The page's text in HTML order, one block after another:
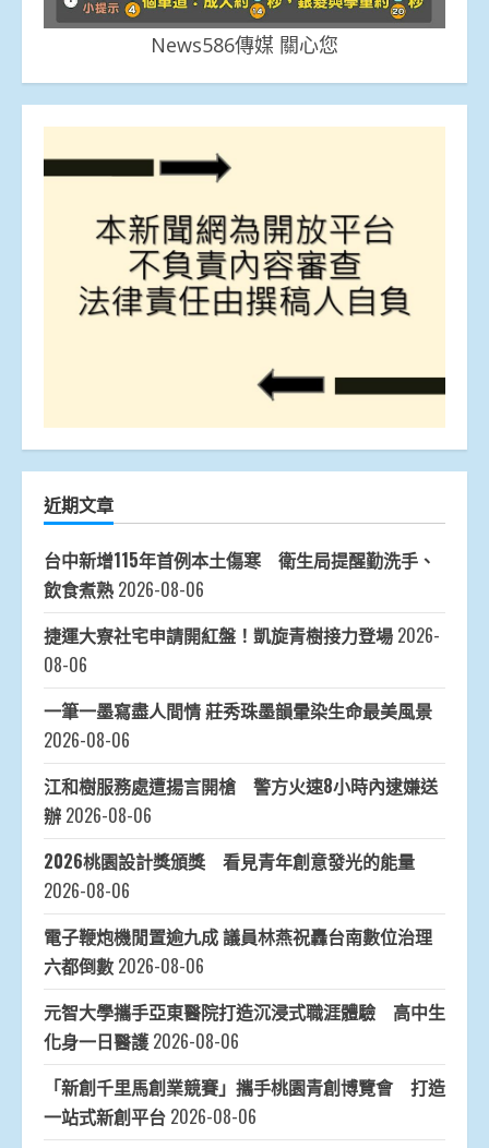
News586傳媒 關心您
近期文章
台中新增115年首例本土傷寒 衛生局提醒勤洗手、
飲食煮熟 2026-08-06
捷運大寮社宅申請開紅盤！凱旋青樹接力登場 2026-
08-06
一筆一墨寫盡人間情 莊秀珠墨韻暈染生命最美風景
2026-08-06
江和樹服務處遭揚言開槍 警方火速8小時內逮嫌送
辦 2026-08-06
2026桃園設計獎頒獎 看見青年創意發光的能量
2026-08-06
電子鞭炮機閒置逾九成 議員林燕祝轟台南數位治理
六都倒數 2026-08-06
元智大學攜手亞東醫院打造沉浸式職涯體驗 高中生
化身一日醫護 2026-08-06
「新創千里馬創業競賽」攜手桃園青創博覽會 打造
一站式新創平台 2026-08-06